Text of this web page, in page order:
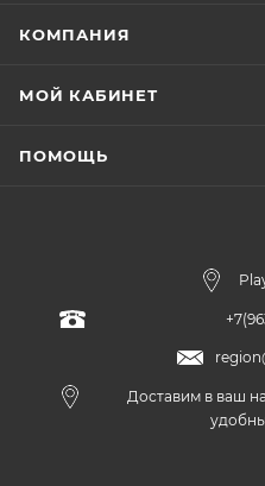
КОМПАНИЯ
МОЙ КАБИНЕТ
ПОМОЩЬ
Доставим в ваш